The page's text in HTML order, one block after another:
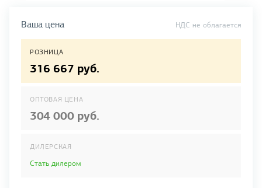
Ваша цена НДС не облагается
РОЗНИЦА
316 667 руб.
ОПТОВАЯ ЦЕНА
304 000 руб.
ДИЛЕРСКАЯ
Стать дилером